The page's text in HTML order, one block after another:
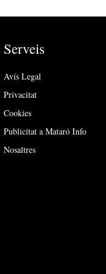
Serveis
Avís Legal
Privacitat
Cookies
Publicitat a Mataró Info
Nosaltres